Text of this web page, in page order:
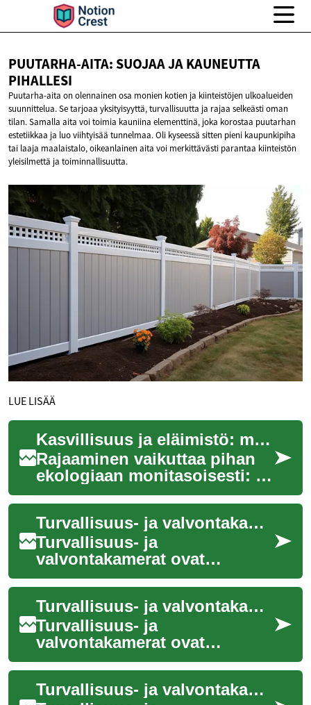
PUUTARHA-AITA: SUOJAA JAKAUNEUTTA
PIHALLESI
Puutarha-aita on olennainen osa monien kotien ja kiinteistöjen ulkoalueiden
suunnittelua. Se tarjoaa yksityisyyttä, turvallisuutta ja rajaa selkeästi oman
tilan. Samalla aita voi toimia kauniina elementtinä, joka korostaa puutarhan
estetiikkaa ja luo viihtyisää tunnelmaa. Oli kyseessä sitten pieni kaupunkipiha
tai laaja maalaistalo, oikeanlainen aita voi merkittävästi parantaa kiinteistön
yleisilmettä ja toiminnallisuutta.
LUE LISÄÄ
Kasvillisuus ja eläimistö: miten rajaaminen muokkaa pihaekologiaa
Rajaaminen vaikuttaa pihan
ekologiaan monitasoisesti: se
muuttaa valon ja ilman
virtausta, määrittää
liikkumismahdoll...
Turvallisuus- ja valvontakamerat: Modernin teknologian rooli kotisi suojaamisessa
Turvallisuus- ja
valvontakamerat ovat
nousseet merkittävään rooliin
nykypäivän kotien ja yritysten
suojaamisessa. Näm...
Turvallisuus- ja valvontakamerat: Nykyaikaisen teknologian suojaamat kodit ja yritykset
Turvallisuus- ja
valvontakamerat ovat
nousseet tärkeäksi osaksi
niin kotien kuin yritystenkin
suojausta. Nämä kehitty... Turvallisuus- ja valvontakamerat: Tekniikka kotisi ja yrityksesi suojaamiseksi